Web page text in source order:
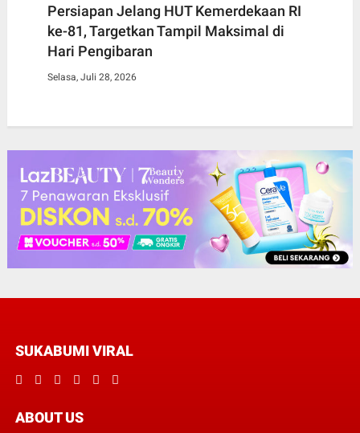
Persiapan Jelang HUT Kemerdekaan RI
ke-81, Targetkan Tampil Maksimal di
Hari Pengibaran
Selasa, Juli 28, 2026
SUKABUMI VIRAL
ABOUT US